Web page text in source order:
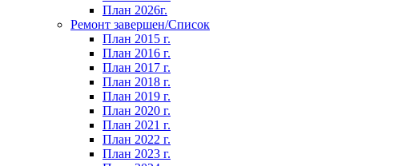
План 2026г.
Ремонт завершен/Список
План 2015 г.
План 2016 г.
План 2017 г.
План 2018 г.
План 2019 г.
План 2020 г.
План 2021 г.
План 2022 г.
План 2023 г.